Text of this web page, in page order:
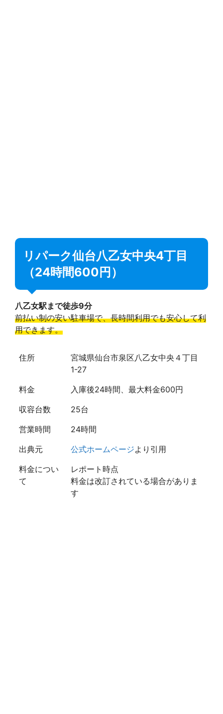
リパーク仙台八乙女中央4丁目
（24時間600円）
八乙女駅まで徒歩9分
前払い制の安い駐車場で、長時間利用でも安心して利
用できます。
住所
宮城県仙台市泉区八乙女中央４丁目
1-27
料金
入庫後24時間、最大料金600円
収容台数
25台
営業時間
24時間
出典元
公式ホームページより引用
料金につい
て
レポート時点
料金は改訂されている場合がありま
す